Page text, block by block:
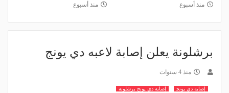
منذ أسبوع منذ أسبوع
برشلونة يعلن إصابة لاعبه دي يونج
منذ 4 سنوات
إصابة دي يونج إصابة دي يونج برشلونة